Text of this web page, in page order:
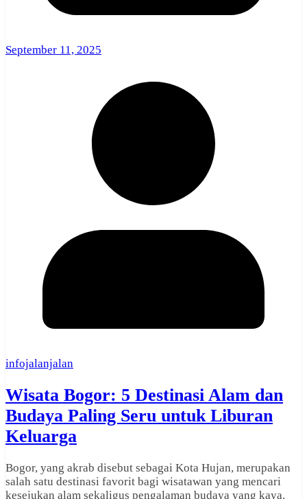
September 11, 2025
infojalanjalan
Wisata Bogor: 5 Destinasi Alam dan
Budaya Paling Seru untuk Liburan
Keluarga
Bogor, yang akrab disebut sebagai Kota Hujan, merupakan
salah satu destinasi favorit bagi wisatawan yang mencari
kesejukan alam sekaligus pengalaman budaya yang kaya.